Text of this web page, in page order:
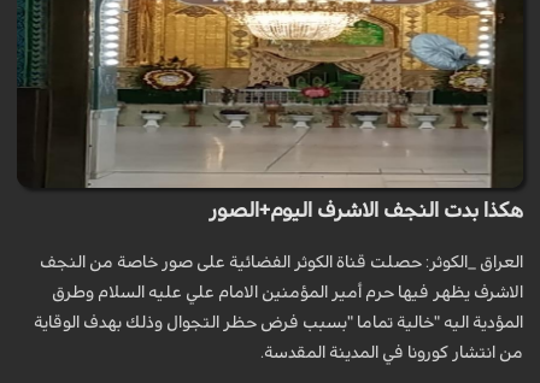
هكذا بدت النجف الاشرف اليوم+الصور
العراق _الكوثر: حصلت قناة الكوثر الفضائية على صور خاصة من النجف
الاشرف يظهر فيها حرم أمير المؤمنين الامام علي عليه السلام وطرق
المؤدية اليه "خالية تماما "بسبب فرض حظر التجوال وذلك بهدف الوقاية
من انتشار كورونا في المدينة المقدسة.